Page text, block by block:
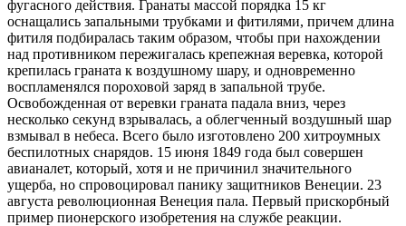
фугасного действия. Гранаты массой порядка 15 кг
оснащались запальными трубками и фитилями, причем длина
фитиля подбиралась таким образом, чтобы при нахождении
над противником пережигалась крепежная веревка, которой
крепилась граната к воздушному шару, и одновременно
воспламенялся пороховой заряд в запальной трубе.
Освобожденная от веревки граната падала вниз, через
несколько секунд взрывалась, а облегченный воздушный шар
взмывал в небеса. Всего было изготовлено 200 хитроумных
беспилотных снарядов. 15 июня 1849 года был совершен
авианалет, который, хотя и не причинил значительного
ущерба, но спровоцировал панику защитников Венеции. 23
августа революционная Венеция пала. Первый прискорбный
пример пионерского изобретения на службе реакции.